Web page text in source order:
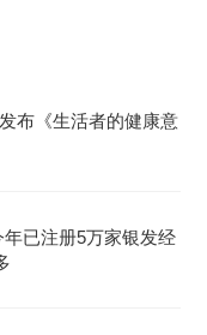
布《生活者的健康意
年已注册5万家银发经